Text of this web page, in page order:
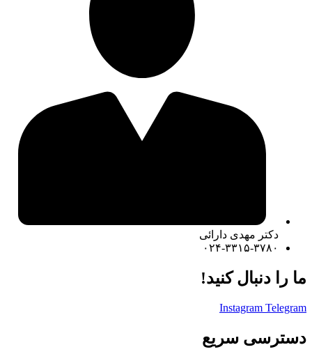
دکتر مهدی دارائی
۰۲۴-۳۳۱۵-۳۷۸۰
دنبال کنید!
Instagram
سریع